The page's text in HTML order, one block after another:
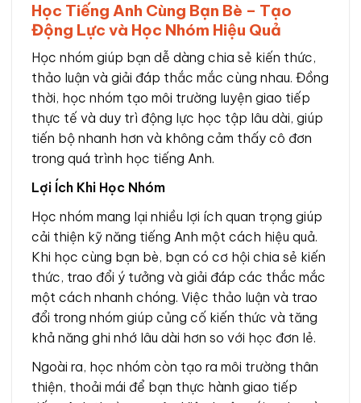
Học Tiếng Anh Cùng Bạn Bè – Tạo
Động Lực và Học Nhóm Hiệu Quả
Học nhóm giúp bạn dễ dàng chia sẻ kiến thức,
thảo luận và giải đáp thắc mắc cùng nhau. Đồng
thời, học nhóm tạo môi trường luyện giao tiếp
thực tế và duy trì động lực học tập lâu dài, giúp
tiến bộ nhanh hơn và không cảm thấy cô đơn
trong quá trình học tiếng Anh.
Lợi Ích Khi Học Nhóm
Học nhóm mang lại nhiều lợi ích quan trọng giúp
cải thiện kỹ năng tiếng Anh một cách hiệu quả.
Khi học cùng bạn bè, bạn có cơ hội chia sẻ kiến
thức, trao đổi ý tưởng và giải đáp các thắc mắc
một cách nhanh chóng. Việc thảo luận và trao
đổi trong nhóm giúp củng cố kiến thức và tăng
khả năng ghi nhớ lâu dài hơn so với học đơn lẻ.
Ngoài ra, học nhóm còn tạo ra môi trường thân
thiện, thoải mái để bạn thực hành giao tiếp